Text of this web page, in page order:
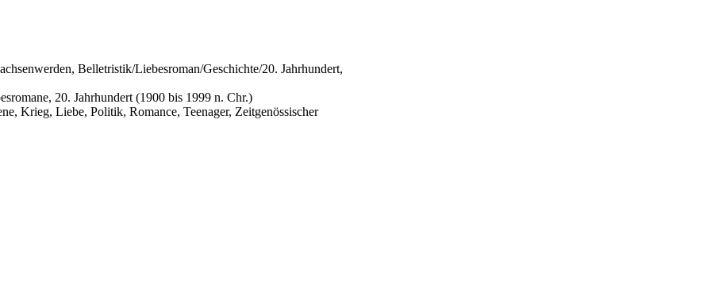
Belletristik/Liebesroman/Geschichte/20. Jahrhundert,
20. Jahrhundert (1900 bis 1999 n. Chr.)
Krieg, Liebe, Politik, Romance, Teenager, Zeitgenössischer